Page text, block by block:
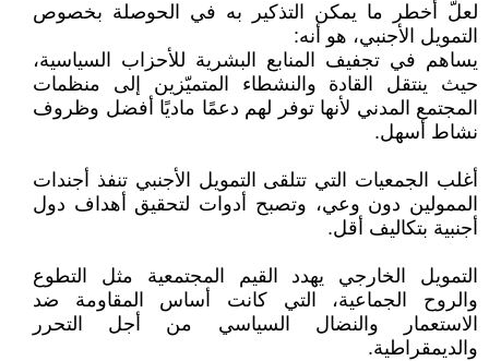
لعلّ أخطر ما يمكن التذكير به في الحوصلة بخصوص
التمويل الأجنبي، هو أنه:
يساهم في تجفيف المنابع البشرية للأحزاب السياسية،
حيث ينتقل القادة والنشطاء المتميّزين إلى منظمات
المجتمع المدني لأنها توفر لهم دعمًا ماديًا أفضل وظروف
نشاط أسهل.
أغلب الجمعيات التي تتلقى التمويل الأجنبي تنفذ أجندات
الممولين دون وعي، وتصبح أدوات لتحقيق أهداف دول
أجنبية بتكاليف أقل.
التمويل الخارجي يهدد القيم المجتمعية مثل التطوع
والروح الجماعية، التي كانت أساس المقاومة ضد
الاستعمار والنضال السياسي من أجل التحرر
والديمقراطية.